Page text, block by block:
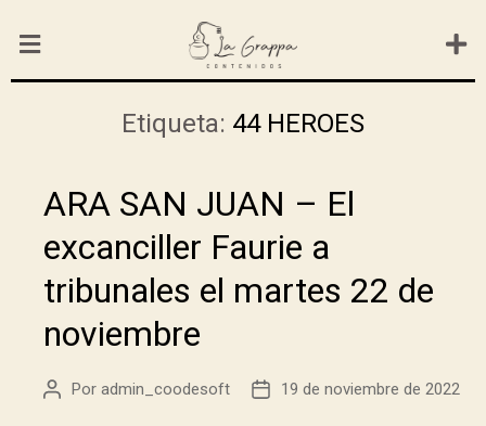
Etiqueta: 44 HEROES
ARA SAN JUAN – El
excanciller Faurie a
tribunales el martes 22 de
noviembre
Por admin_coodesoft 19 de noviembre de 2022